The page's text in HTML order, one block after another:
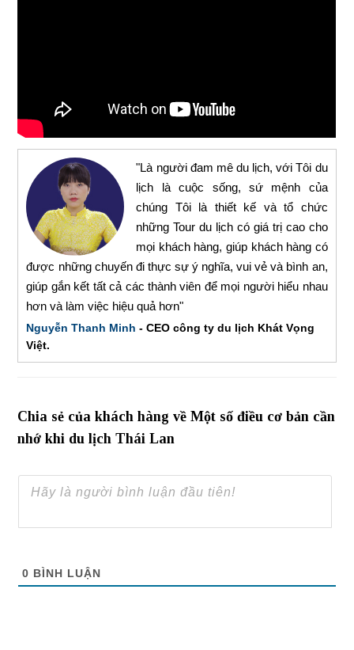
"Là người đam mê du lịch, với Tôi du
lịch là cuộc sống, sứ mệnh của
chúng Tôi là thiết kế và tổ chức
những Tour du lịch có giá trị cao cho
mọi khách hàng, giúp khách hàng có
được những chuyến đi thực sự ý nghĩa, vui vẻ và bình an,
giúp gắn kết tất cả các thành viên để mọi người hiểu nhau
hơn và làm việc hiệu quả hơn"
Nguyễn Thanh Minh - CEO công ty du lịch Khát Vọng
Việt.
Chia sẻ của khách hàng về Một số điều cơ bản cần
nhớ khi du lịch Thái Lan
0 BÌNH LUẬN